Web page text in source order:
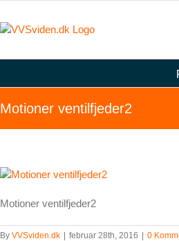
Motioner ventilfjeder2
Motioner ventilfjeder2
By VVSviden.dk februar 28th, 2016 0